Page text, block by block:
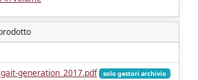
generation_2017.pdf
solo gestori archivio